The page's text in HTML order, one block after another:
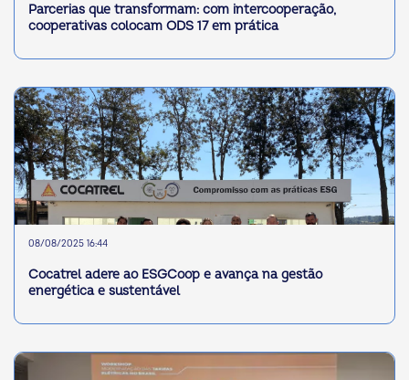
Parcerias que transformam: com intercooperação,
cooperativas colocam ODS 17 em prática
08/08/2025 16:44
Cocatrel adere ao ESGCoop e avança na gestão
energética e sustentável